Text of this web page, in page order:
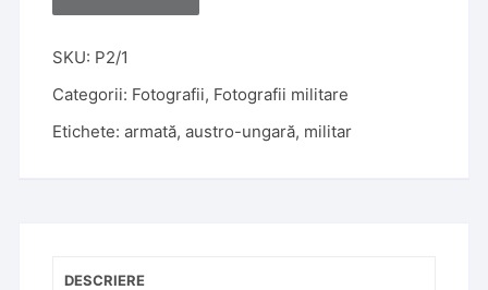
t
n
SKU: P2/1
Categorii: Fotografii, Fotografii militare
Etichete:armată,austro-ungară, militar
DESCRIERE